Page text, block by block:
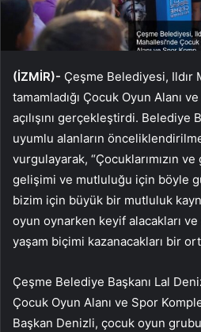
(İZMİR)- Çeşme Belediyesi, Ildır
tamamladığı Çocuk Oyun Alanı
açılışını gerçekleştirdi. Belediye
uyumlu alanların
vurgulayarak, “Çocuklarımızın
gelişimi ve mutluluğu için böyle
bizim için büyük bir mutluluk
oyun oynarken keyif alacakları ve
yaşam biçimi kazanacakları bir
Çeşme Belediye Başkanı Lal
Çocuk Oyun Alanı ve Spor
Başkan Denizli, çocuk oyun